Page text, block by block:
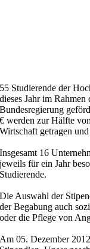
55 Studierende der
dieses Jahr im
Bundesregierung
€ werden zur Hälfte
Wirtschaft getragen
Insgesamt 16
jeweils für ein Jahr
Studierende.
Die Auswahl der
der Begabung auch
oder die Pflege von
Am 05. Dezember